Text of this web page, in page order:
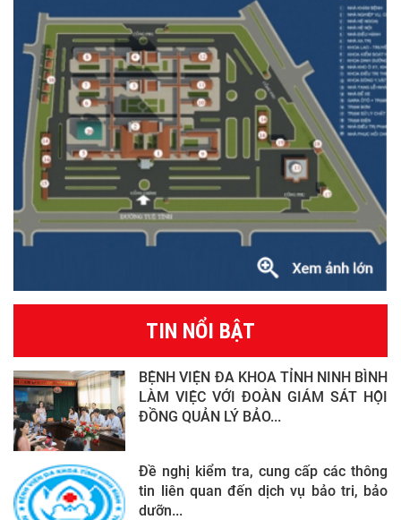
TIN NỔI BẬT
BỆNH VIỆN ĐA KHOA TỈNH NINH BÌNH
LÀM VIỆC VỚI ĐOÀN GIÁM SÁT HỘI
ĐỒNG QUẢN LÝ BẢO...
Đề nghị kiểm tra, cung cấp các thông
tin liên quan đến dịch vụ bảo tri, bảo
dưỡn...